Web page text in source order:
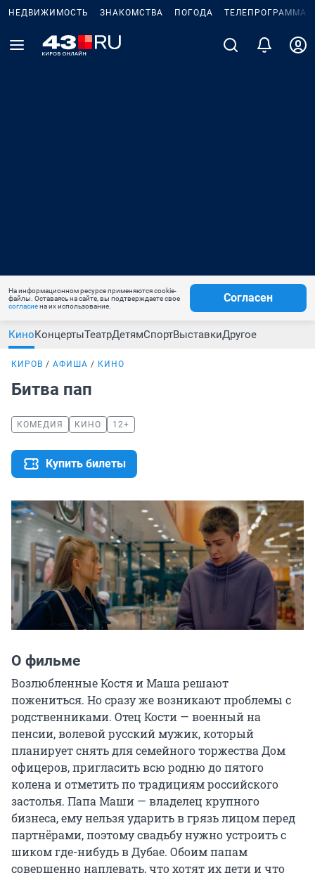
НЕДВИЖИМОСТЬ ЗНАКОМСТВА ПОГОДА ТЕЛЕПРОГРАММА
На информационном ресурсе применяются cookie-
файлы. Оставаясь на сайте, вы подтверждаете свое
согласиена их использование.
Согласен
КиноКонцертыТеатрДетямСпортВыставкиДругое
КИРОВ АФИША КИНО
Битва пап
КОМЕДИЯ КИНО 12+
Купить билеты
О фильме
Возлюбленные Костя и Маша решают
пожениться. Но сразу же возникают проблемы с
родственниками. Отец Кости — военный на
пенсии, волевой русский мужик, который
планирует снять для семейного торжества Дом
офицеров, пригласить всю родню до пятого
колена и отметить по традициям российского
застолья. Папа Маши — владелец крупного
бизнеса, ему нельзя ударить в грязь лицом перед
партнёрами, поэтому свадьбу нужно устроить с
шиком где-нибудь в Дубае. Обоим папам
совершенно наплевать, что хотят их дети и что